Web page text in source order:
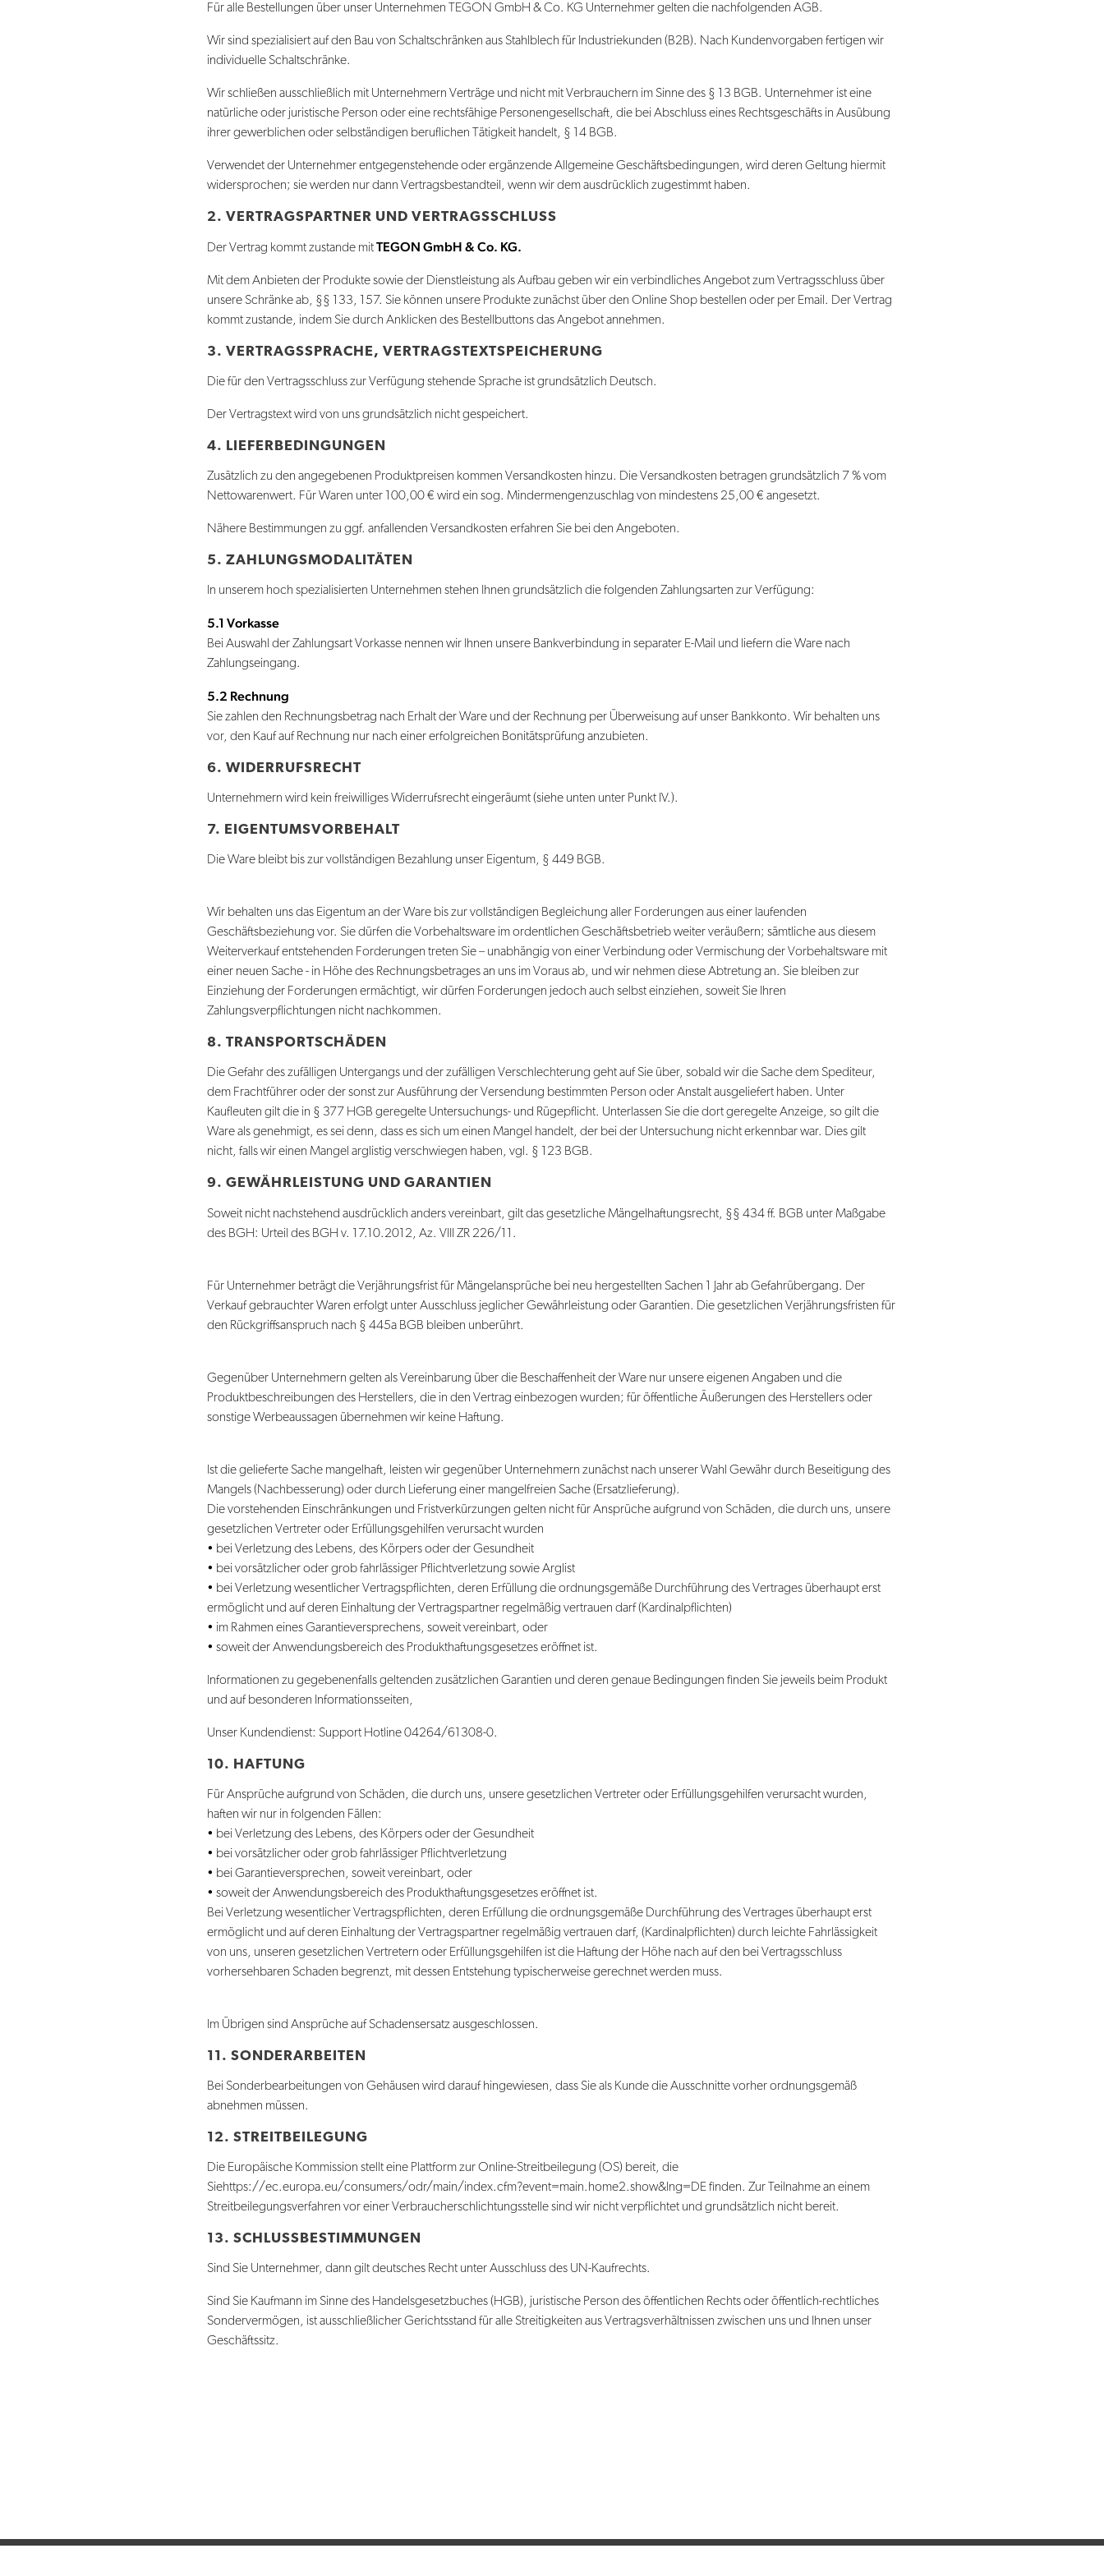
Für alle Bestellungen über unser Unternehmen TEGON GmbH & Co. KG Unternehmer gelten die nachfolgenden AGB.
Wir sind spezialisiert auf den Bau von Schaltschränken aus Stahlblech für Industriekunden (B2B). Nach Kundenvorgaben fertigen wir
individuelle Schaltschränke.
Wir schließen ausschließlich mit Unternehmern Verträge und nicht mit Verbrauchern im Sinne des § 13 BGB. Unternehmer ist eine
natürliche oder juristische Person oder eine rechtsfähige Personengesellschaft, die bei Abschluss eines Rechtsgeschäfts in Ausübung
ihrer gewerblichen oder selbständigen beruflichen Tätigkeit handelt, § 14 BGB.
Verwendet der Unternehmer entgegenstehende oder ergänzende Allgemeine Geschäftsbedingungen, wird deren Geltung hiermit
widersprochen; sie werden nur dann Vertragsbestandteil, wenn wir dem ausdrücklich zugestimmt haben.
2. VERTRAGSPARTNER UND VERTRAGSSCHLUSS
Der Vertrag kommt zustande mitTEGON GmbH & Co. KG.
Mit dem Anbieten der Produkte sowie der Dienstleistung als Aufbau geben wir ein verbindliches Angebot zum Vertragsschluss über
unsere Schränke ab, §§ 133, 157. Sie können unsere Produkte zunächst über den Online Shop bestellen oder per Email. Der Vertrag
kommt zustande, indem Sie durch Anklicken des Bestellbuttons das Angebot annehmen.
3. VERTRAGSSPRACHE, VERTRAGSTEXTSPEICHERUNG
Die für den Vertragsschluss zur Verfügung stehende Sprache ist grundsätzlich Deutsch.
Der Vertragstext wird von uns grundsätzlich nicht gespeichert.
4. LIEFERBEDINGUNGEN
Zusätzlich zu den angegebenen Produktpreisen kommen Versandkosten hinzu. Die Versandkosten betragen grundsätzlich 7 % vom
Nettowarenwert. Für Waren unter 100,00 € wird ein sog. Mindermengenzuschlag von mindestens 25,00 € angesetzt.
Nähere Bestimmungen zu ggf. anfallenden Versandkosten erfahren Sie bei den Angeboten.
5. ZAHLUNGSMODALITÄTEN
In unserem hoch spezialisierten Unternehmen stehen Ihnen grundsätzlich die folgenden Zahlungsarten zur Verfügung:
5.1 Vorkasse
Bei Auswahl der Zahlungsart Vorkasse nennen wir Ihnen unsere Bankverbindung in separater E-Mail und liefern die Ware nach
Zahlungseingang.
5.2 Rechnung
Sie zahlen den Rechnungsbetrag nach Erhalt der Ware und der Rechnung per Überweisung auf unser Bankkonto. Wir behalten uns
vor, den Kauf auf Rechnung nur nach einer erfolgreichen Bonitätsprüfung anzubieten.
6. WIDERRUFSRECHT
Unternehmern wird kein freiwilliges Widerrufsrecht eingeräumt (siehe unten unter Punkt IV.).
7. EIGENTUMSVORBEHALT
Die Ware bleibt bis zur vollständigen Bezahlung unser Eigentum, § 449 BGB.
Wir behalten uns das Eigentum an der Ware bis zur vollständigen Begleichung aller Forderungen aus einer laufenden
Geschäftsbeziehung vor. Sie dürfen die Vorbehaltsware im ordentlichen Geschäftsbetrieb weiter veräußern; sämtliche aus diesem
Weiterverkauf entstehenden Forderungen treten Sie – unabhängig von einer Verbindung oder Vermischung der Vorbehaltsware mit
einer neuen Sache - in Höhe des Rechnungsbetrages an uns im Voraus ab, und wir nehmen diese Abtretung an. Sie bleiben zur
Einziehung der Forderungen ermächtigt, wir dürfen Forderungen jedoch auch selbst einziehen, soweit Sie Ihren
Zahlungsverpflichtungen nicht nachkommen.
8. TRANSPORTSCHÄDEN
Die Gefahr des zufälligen Untergangs und der zufälligen Verschlechterung geht auf Sie über, sobald wir die Sache dem Spediteur,
dem Frachtführer oder der sonst zur Ausführung der Versendung bestimmten Person oder Anstalt ausgeliefert haben. Unter
Kaufleuten gilt die in § 377 HGB geregelte Untersuchungs- und Rügepflicht. Unterlassen Sie die dort geregelte Anzeige, so gilt die
Ware als genehmigt, es sei denn, dass es sich um einen Mangel handelt, der bei der Untersuchung nicht erkennbar war. Dies gilt
nicht, falls wir einen Mangel arglistig verschwiegen haben, vgl. § 123 BGB.
9. GEWÄHRLEISTUNG UND GARANTIEN
Soweit nicht nachstehend ausdrücklich anders vereinbart, gilt das gesetzliche Mängelhaftungsrecht, §§ 434 ff. BGB unter Maßgabe
des BGH: Urteil des BGH v. 17.10.2012, Az. VIII ZR 226/11.
Für Unternehmer beträgt die Verjährungsfrist für Mängelansprüche bei neu hergestellten Sachen 1 Jahr ab Gefahrübergang. Der
Verkauf gebrauchter Waren erfolgt unter Ausschluss jeglicher Gewährleistung oder Garantien. Die gesetzlichen Verjährungsfristen für
den Rückgriffsanspruch nach § 445a BGB bleiben unberührt.
Gegenüber Unternehmern gelten als Vereinbarung über die Beschaffenheit der Ware nur unsere eigenen Angaben und die
Produktbeschreibungen des Herstellers, die in den Vertrag einbezogen wurden; für öffentliche Äußerungen des Herstellers oder
sonstige Werbeaussagen übernehmen wir keine Haftung.
Ist die gelieferte Sache mangelhaft, leisten wir gegenüber Unternehmern zunächst nach unserer Wahl Gewähr durch Beseitigung des
Mangels (Nachbesserung) oder durch Lieferung einer mangelfreien Sache (Ersatzlieferung).
Die vorstehenden Einschränkungen und Fristverkürzungen gelten nicht für Ansprüche aufgrund von Schäden, die durch uns, unsere
gesetzlichen Vertreter oder Erfüllungsgehilfen verursacht wurden
• bei Verletzung des Lebens, des Körpers oder der Gesundheit
• bei vorsätzlicher oder grob fahrlässiger Pflichtverletzung sowie Arglist
• bei Verletzung wesentlicher Vertragspflichten, deren Erfüllung die ordnungsgemäße Durchführung des Vertrages überhaupt erst
ermöglicht und auf deren Einhaltung der Vertragspartner regelmäßig vertrauen darf (Kardinalpflichten)
• im Rahmen eines Garantieversprechens, soweit vereinbart, oder
• soweit der Anwendungsbereich des Produkthaftungsgesetzes eröffnet ist.
Informationen zu gegebenenfalls geltenden zusätzlichen Garantien und deren genaue Bedingungen finden Sie jeweils beim Produkt
und auf besonderen Informationsseiten,
Unser Kundendienst: Support Hotline 04264/61308-0.
10. HAFTUNG
Für Ansprüche aufgrund von Schäden, die durch uns, unsere gesetzlichen Vertreter oder Erfüllungsgehilfen verursacht wurden,
haften wir nur in folgenden Fällen:
• bei Verletzung des Lebens, des Körpers oder der Gesundheit
• bei vorsätzlicher oder grob fahrlässiger Pflichtverletzung
• bei Garantieversprechen, soweit vereinbart, oder
• soweit der Anwendungsbereich des Produkthaftungsgesetzes eröffnet ist.
Bei Verletzung wesentlicher Vertragspflichten, deren Erfüllung die ordnungsgemäße Durchführung des Vertrages überhaupt erst
ermöglicht und auf deren Einhaltung der Vertragspartner regelmäßig vertrauen darf, (Kardinalpflichten) durch leichte Fahrlässigkeit
von uns, unseren gesetzlichen Vertretern oder Erfüllungsgehilfen ist die Haftung der Höhe nach auf den bei Vertragsschluss
vorhersehbaren Schaden begrenzt, mit dessen Entstehung typischerweise gerechnet werden muss.
Im Übrigen sind Ansprüche auf Schadensersatz ausgeschlossen.
11. SONDERARBEITEN
Bei Sonderbearbeitungen von Gehäusen wird darauf hingewiesen, dass Sie als Kunde die Ausschnitte vorher ordnungsgemäß
abnehmen müssen.
12. STREITBEILEGUNG
Die Europäische Kommission stellt eine Plattform zur Online-Streitbeilegung (OS) bereit, die
Siehttps://ec.europa.eu/consumers/odr/main/index.cfm?event=main.home2.show&lng=DE finden. Zur Teilnahme an einem
Streitbeilegungsverfahren vor einer Verbraucherschlichtungsstelle sind wir nicht verpflichtet und grundsätzlich nicht bereit.
13. SCHLUSSBESTIMMUNGEN
Sind Sie Unternehmer, dann gilt deutsches Recht unter Ausschluss des UN-Kaufrechts.
Sind Sie Kaufmann im Sinne des Handelsgesetzbuches (HGB), juristische Person des öffentlichen Rechts oder öffentlich-rechtliches
Sondervermögen, ist ausschließlicher Gerichtsstand für alle Streitigkeiten aus Vertragsverhältnissen zwischen uns und Ihnen unser
Geschäftssitz.